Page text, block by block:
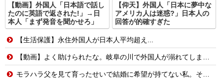
【動画】外国人「日本語で話し
たのに英語で返された!」→日
本人「まず発音を聞かせろ」
【仰天】外国人「日本に夢中な
アメリカ人は迷惑?」日本人の
回答が的確すぎた
【生活保護】永住外国人が日本人平均超え...
【動画】よく助けられたな。岐阜の川で外国人が溺れてしまう事故。
モラハラ父を見て育ったせいで結婚に希望が持てない私。それなのに長男から結婚を急かされてしまい…